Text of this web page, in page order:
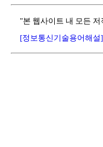
"본 웹사이트 내 모든
[정보통신기술용어해설]